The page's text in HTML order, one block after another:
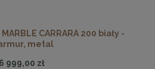
CARRARA 200 biały -
metal
6 999,00 zł